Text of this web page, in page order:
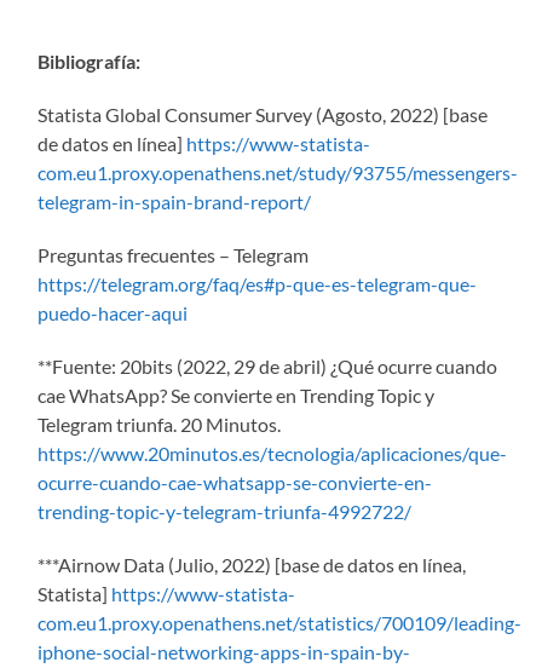
Bibliografía:
Statista Global Consumer Survey (Agosto, 2022) [base
de datos en línea] https://www-statista-
com.eu1.proxy.openathens.net/study/93755/messengers-
telegram-in-spain-brand-report/
Preguntas frecuentes – Telegram
https://telegram.org/faq/es#p-que-es-telegram-que-
puedo-hacer-aqui
**Fuente: 20bits (2022, 29 de abril) ¿Qué ocurre cuando
cae WhatsApp? Se convierte en Trending Topic y
Telegram triunfa. 20 Minutos.
https://www.20minutos.es/tecnologia/aplicaciones/que-
ocurre-cuando-cae-whatsapp-se-convierte-en-
trending-topic-y-telegram-triunfa-4992722/
***Airnow Data (Julio, 2022) [base de datos en línea,
Statista] https://www-statista-
com.eu1.proxy.openathens.net/statistics/700109/leading-
iphone-social-networking-apps-in-spain-by-